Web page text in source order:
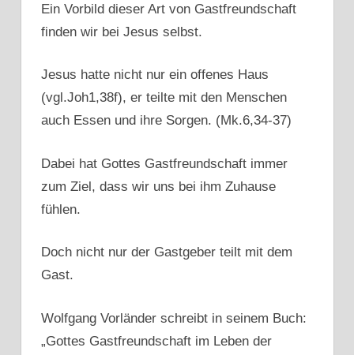
Ein Vorbild dieser Art von Gastfreundschaft
finden wir bei Jesus selbst.
Jesus hatte nicht nur ein offenes Haus
(vgl.Joh1,38f), er teilte mit den Menschen
auch Essen und ihre Sorgen. (Mk.6,34-37)
Dabei hat Gottes Gastfreundschaft immer
zum Ziel, dass wir uns bei ihm Zuhause
fühlen.
Doch nicht nur der Gastgeber teilt mit dem
Gast.
Wolfgang Vorländer schreibt in seinem Buch:
„Gottes Gastfreundschaft im Leben der